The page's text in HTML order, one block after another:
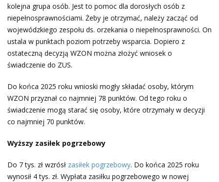
kolejna grupa osób. Jest to pomoc dla dorosłych osób z
niepełnosprawnościami. Żeby je otrzymać, należy zacząć od
wojewódzkiego zespołu ds. orzekania o niepełnosprawności. On
ustala w punktach poziom potrzeby wsparcia. Dopiero z
ostateczną decyzją WZON można złożyć wniosek o
świadczenie do ZUS.
Do końca 2025 roku wnioski mogły składać osoby, którym
WZON przyznał co najmniej 78 punktów. Od tego roku o
świadczenie mogą starać się osoby, które otrzymały w decyzji
co najmniej 70 punktów.
Wyższy zasiłek pogrzebowy
Do 7 tys. zł wzrósł zasiłek pogrzebowy. Do końca 2025 roku
wynosił 4 tys. zł. Wypłata zasiłku pogrzebowego w nowej